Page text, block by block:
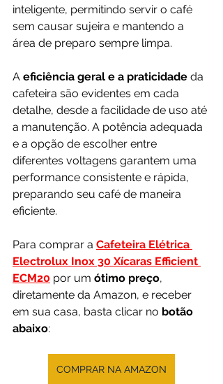
inteligente, permitindo servir o café
sem causar sujeira e mantendo a
área de preparo sempre limpa.
A eficiência geral e a praticidade da
cafeteira são evidentes em cada
detalhe, desde a facilidade de uso até
a manutenção. A potência adequada
e a opção de escolher entre
diferentes voltagens garantem uma
performance consistente e rápida,
preparando seu café de maneira
eficiente.
Para comprar a Cafeteira Elétrica
Electrolux Inox 30 Xícaras Efficient
ECM20 por um ótimo preço,
diretamente da Amazon, e receber
em sua casa, basta clicar no botão
abaixo:
COMPRAR NA AMAZON